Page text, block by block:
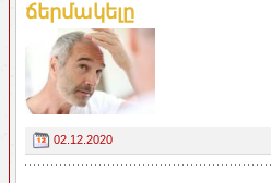
ճերմակելը
02.12.2020